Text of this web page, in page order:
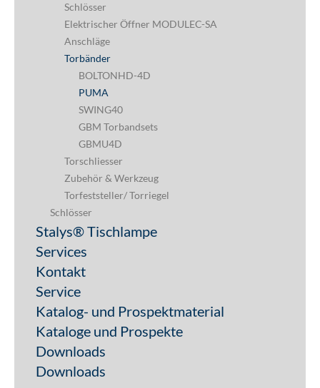
Schlösser
Elektrischer Öffner MODULEC-SA
Anschläge
Torbänder
BOLTONHD-4D
PUMA
SWING40
GBM Torbandsets
GBMU4D
Torschliesser
Zubehör & Werkzeug
Torfeststeller/ Torriegel
Schlösser
Stalys® Tischlampe
Services
Kontakt
Service
Katalog- und Prospektmaterial
Kataloge und Prospekte
Downloads
Downloads